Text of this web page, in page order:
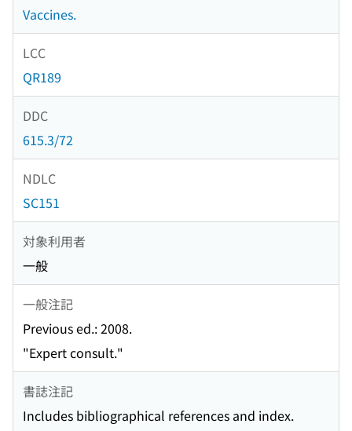
Vaccines.
LCC
QR189
DDC
615.3/72
NDLC
SC151
対象利用者
一般
一般注記
Previous ed.: 2008.
"Expert consult."
書誌注記
Includes bibliographical references and index.